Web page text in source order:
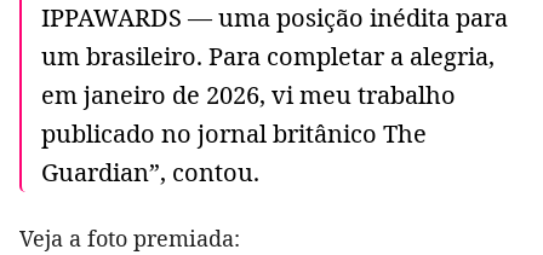
IPPAWARDS — uma posição inédita para
um brasileiro. Para completar a alegria,
em janeiro de 2026, vi meu trabalho
publicado no jornal britânico The
Guardian”, contou.
Veja a foto premiada: